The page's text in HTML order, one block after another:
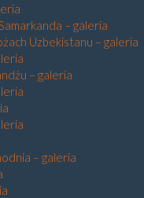
– galeria
Uzbekistanu – galeria
– galeria
– galeria